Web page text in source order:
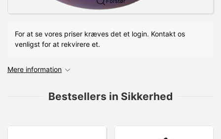
For at se vores priser kræves det et login. Kontakt os
venligst for at rekvirere et.
Mere information
Bestsellers in Sikkerhed